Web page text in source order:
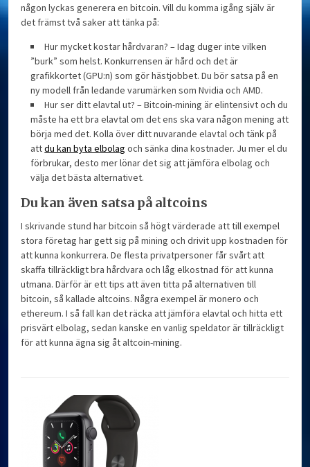
någon lyckas generera en bitcoin. Vill du komma igång själv är
det främst två saker att tänka på:
Hur mycket kostar hårdvaran? – Idag duger inte vilken
”burk” som helst. Konkurrensen är hård och det är
grafikkortet (GPU:n) som gör hästjobbet. Du bör satsa på en
ny modell från ledande varumärken som Nvidia och AMD.
Hur ser ditt elavtal ut? – Bitcoin-mining är elintensivt och du
måste ha ett bra elavtal om det ens ska vara någon mening att
börja med det. Kolla över ditt nuvarande elavtal och tänk på
attdu kan byta elbolag och sänka dina kostnader. Ju mer el du
förbrukar, desto mer lönar det sig att jämföra elbolag och
välja det bästa alternativet.
Du kan även satsa på altcoins
I skrivande stund har bitcoin så högt värderade att till exempel
stora företag har gett sig på mining och drivit upp kostnaden för
att kunna konkurrera. De flesta privatpersoner får svårt att
skaffa tillräckligt bra hårdvara och låg elkostnad för att kunna
utmana. Därför är ett tips att även titta på alternativen till
bitcoin, så kallade altcoins. Några exempel är monero och
ethereum. I så fall kan det räcka att jämföra elavtal och hitta ett
prisvärt elbolag, sedan kanske en vanlig speldator är tillräckligt
för att kunna ägna sig åt altcoin-mining.